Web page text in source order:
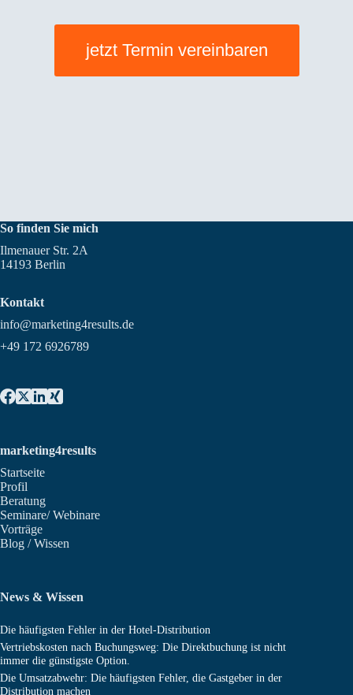
jetzt Termin vereinbaren
So finden Sie mich
Ilmenauer Str. 2A
14193 Berlin
Kontakt
info@marketing4results.de
+49 172 6926789
marketing4results
Startseite
Profil
Beratung
Seminare/ Webinare
Vorträge
Blog / Wissen
News & Wissen
Die häufigsten Fehler in der Hotel-Distribution
Vertriebskosten nach Buchungsweg: Die Direktbuchung ist nicht
immer die günstigste Option.
Die Umsatzabwehr: Die häufigsten Fehler, die Gastgeber in der
Distribution machen